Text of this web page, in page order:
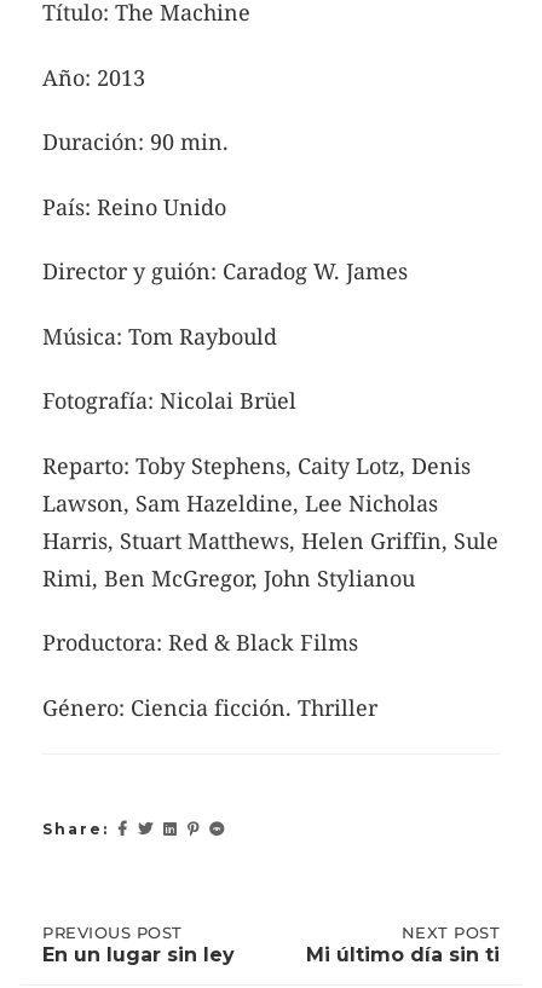
Título: The Machine
Año: 2013
Duración: 90 min.
País: Reino Unido
Director y guión: Caradog W. James
Música: Tom Raybould
Fotografía: Nicolai Brüel
Reparto: Toby Stephens, Caity Lotz, Denis
Lawson, Sam Hazeldine, Lee Nicholas
Harris, Stuart Matthews, Helen Griffin, Sule
Rimi, Ben McGregor, John Stylianou
Productora: Red & Black Films
Género: Ciencia ficción. Thriller
Share:
Post
PREVIOUS
POST:
PREVIOUS POST
En un lugar sin ley
POST:
NEXT POST
Mi último día sin ti